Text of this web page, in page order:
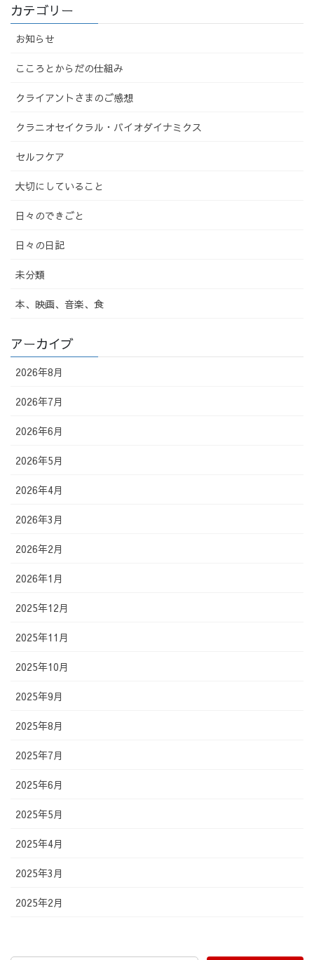
カテゴリー
お知らせ
こころとからだの仕組み
クライアントさまのご感想
クラニオセイクラル・バイオダイナミクス
セルフケア
大切にしていること
日々のできごと
日々の日記
未分類
本、映画、音楽、食
アーカイブ
2026年8月
2026年7月
2026年6月
2026年5月
2026年4月
2026年3月
2026年2月
2026年1月
2025年12月
2025年11月
2025年10月
2025年9月
2025年8月
2025年7月
2025年6月
2025年5月
2025年4月
2025年3月
2025年2月